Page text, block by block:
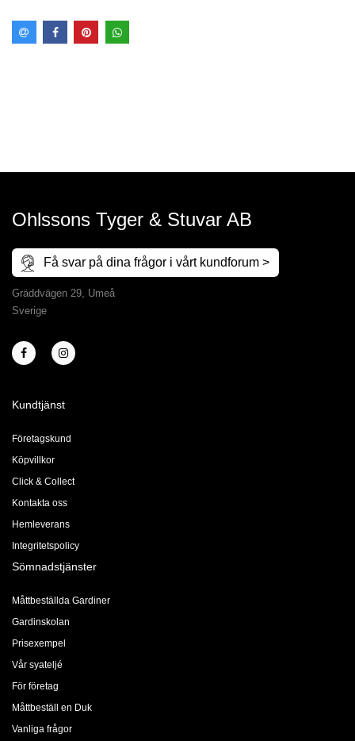
Ohlssons Tyger & Stuvar AB
Få svar på dina frågor i vårt kundforum >
Gräddvägen 29, Umeå
Sverige
Kundtjänst
Företagskund
Köpvillkor
Click & Collect
Kontakta oss
Hemleverans
Integritetspolicy
Sömnadstjänster
Måttbeställda Gardiner
Gardinskolan
Prisexempel
Vår syateljé
För företag
Måttbeställ en Duk
Vanliga frågor